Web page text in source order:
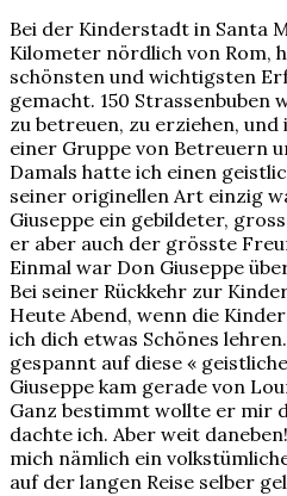
Bei der Kinderstadt in Santa
Kilometer nördlich von Rom,
schönsten und wichtigsten
gemacht. 150 Strassenbuben
zu betreuen, zu erziehen,
einer Gruppe von Betreuern
Damals hatte ich einen
seiner originellen Art einzig
Giuseppe ein gebildeter,
er aber auch der grösste
Einmal war Don Giuseppe
Bei seiner Rückkehr zur
Heute Abend, wenn die
ich dich etwas Schönes
gespannt auf diese «
Giuseppe kam gerade von
Ganz bestimmt wollte er mir
dachte ich. Aber weit
mich nämlich ein
auf der langen Reise selber